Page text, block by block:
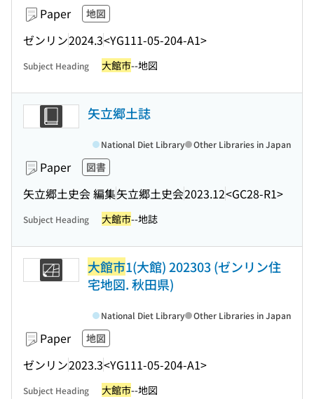
Paper 地図
ゼンリン2024.3<YG111-05-204-A1>
Subject Heading 大館市--地図
矢立郷土誌
Paper 図書
矢立郷土史会 編集矢立郷土史会2023.12<GC28-R1>
National Diet Library Other Libraries in Japan
Subject Heading 大館市--地誌
大館市1(大館) 202303 (ゼンリン住
宅地図. 秋田県)
Paper 地図
ゼンリン2023.3<YG111-05-204-A1>
National Diet Library Other Libraries in Japan
Subject Heading 大館市--地図